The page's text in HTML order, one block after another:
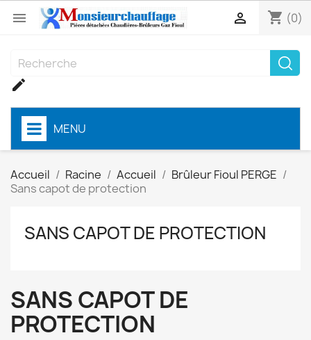
 shopping_cart (0)


MENU
Accueil Racine Accueil
Brûleur Fioul PERGE
Sans capot de protection
SANS CAPOT DE PROTECTION
SANS CAPOT DE
PROTECTION